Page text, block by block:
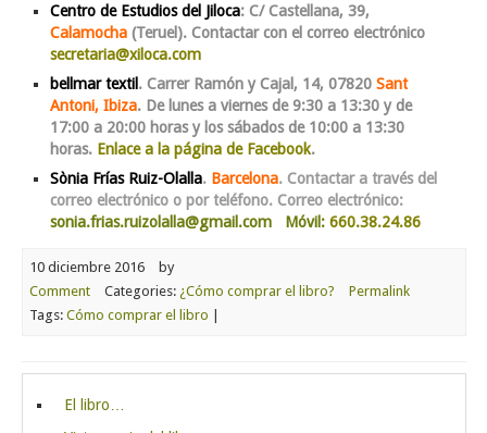
Centro de Estudios del Jiloca: C/ Castellana, 39,
Calamocha(Teruel). Contactar con el correo electrónico
secretaria@xiloca.com
bellmar textil . Carrer Ramón y Cajal, 14, 07820 Sant
Antoni, Ibiza. De lunes a viernes de 9:30 a 13:30 y de
17:00 a 20:00 horas y los sábados de 10:00 a 13:30
horas. Enlace a la página de Facebook.
Sònia Frías Ruiz-Olalla. Barcelona. Contactar a través del
correo electrónico o por teléfono. Correo electrónico:
sonia.frias.ruizolalla@gmail.com Móvil: 660.38.24.86
10 diciembre 2016
by
Comment
Categories: ¿Cómo comprar el libro?
Tags: Cómo comprar el libro
Permalink
El libro…